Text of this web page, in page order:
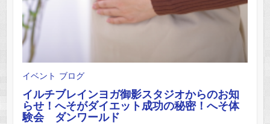
イベント ブログ
イルチブレインヨガ御影スタジオからのお知
らせ！へそがダイエット成功の秘密！へそ体
験会 ダンワールド